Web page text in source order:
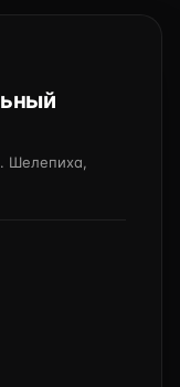
Шелепиха,